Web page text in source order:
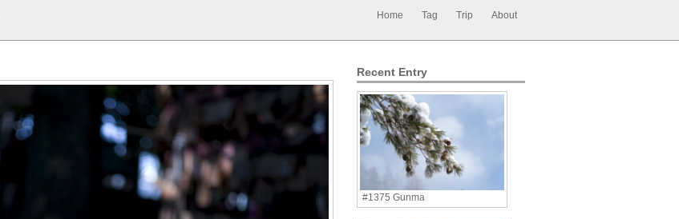
Home Tag Trip About
Recent Entry
#1375 Gunma